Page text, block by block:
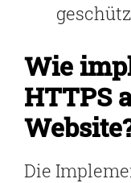
Wie
HTTPS
Die